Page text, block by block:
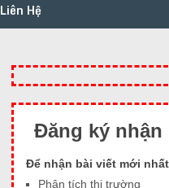
Liên Hệ
Đăng ký nhận
Để nhận bài viết mới
Phân tích thị trường